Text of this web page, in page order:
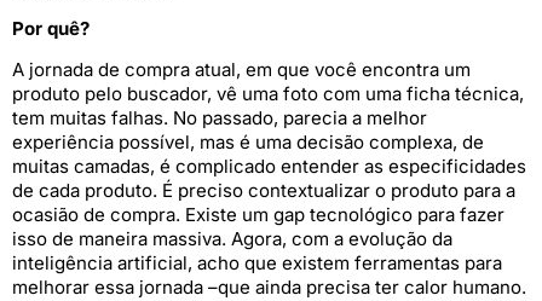
Por quê?
A jornada de compra atual, em que você encontra um
produto pelo buscador, vê uma foto com uma ficha técnica,
tem muitas falhas. No passado, parecia a melhor
experiência possível, mas é uma decisão complexa, de
muitas camadas, é complicado entender as especificidades
de cada produto. É preciso contextualizar o produto para a
ocasião de compra. Existe um gap tecnológico para fazer
isso de maneira massiva. Agora, com a evolução da
inteligência artificial, acho que existem ferramentas para
melhorar essa jornada –que ainda precisa ter calor humano.